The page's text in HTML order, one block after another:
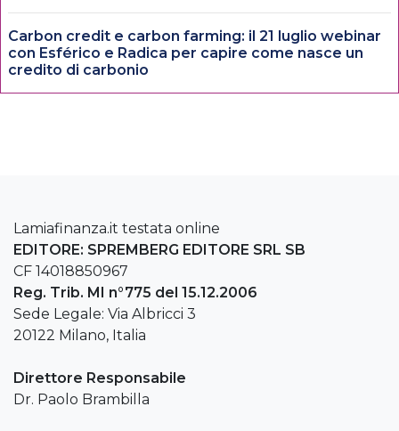
Carbon credit e carbon farming: il 21 luglio webinar
con Esférico e Radica per capire come nasce un
credito di carbonio
Lamiafinanza.it testata online
EDITORE: SPREMBERG EDITORE SRL SB
CF 14018850967
Reg. Trib. MI n°775 del 15.12.2006
Sede Legale: Via Albricci 3
20122 Milano, Italia
Direttore Responsabile
Dr. Paolo Brambilla